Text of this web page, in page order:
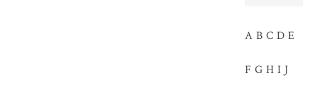
A B C D E
F G H I J